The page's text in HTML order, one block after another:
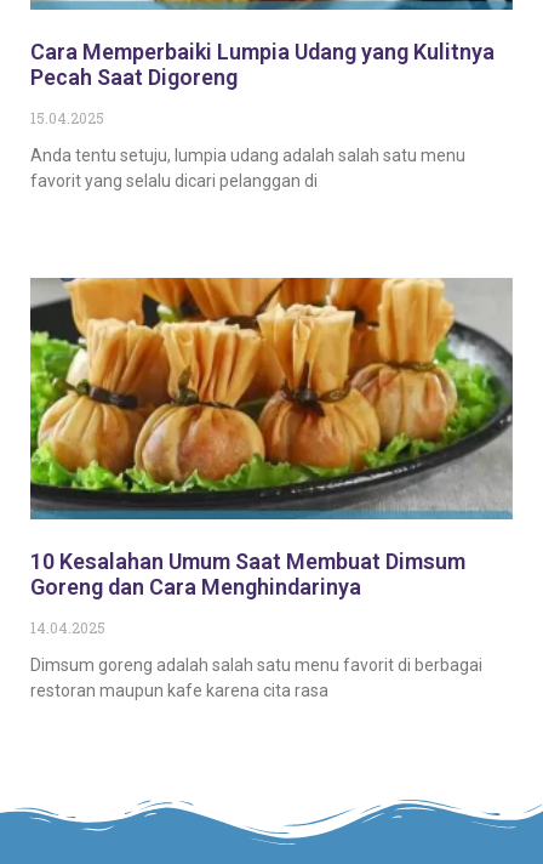
Cara Memperbaiki Lumpia Udang yang Kulitnya
Pecah Saat Digoreng
15.04.2025
Anda tentu setuju, lumpia udang adalah salah satu menu
favorit yang selalu dicari pelanggan di
10 Kesalahan Umum Saat Membuat Dimsum
Goreng dan Cara Menghindarinya
14.04.2025
Dimsum goreng adalah salah satu menu favorit di berbagai
restoran maupun kafe karena cita rasa